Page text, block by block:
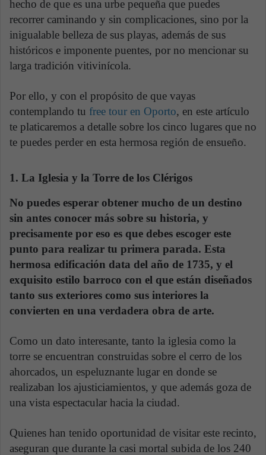
hecho de que es una urbe pequeña que puedes
recorrer caminando y sin complicaciones, sino por la
inigualable belleza de sus playas, además de sus
históricos e imponente puentes, por no mencionar su
larga tradición vitivinícola.
Por ello, y con el propósito de que vayas
contemplando tu free tour en Oporto, en este artículo
te platicaremos a detalle sobre los cinco lugares que no
te puedes perder en esta hermosa región de ensueño.
1. La Iglesia y la Torre de los Clérigos
No puedes esperar obtener mucho de un destino
sin antes conocer más sobre su historia, y
precisamente por eso es que debes escoger este
punto para realizar tu primera parada. Esta
hermosa edificación data del año de 1735, y el
exquisito estilo barroco con el que están diseñados
tanto sus exteriores como sus interiores la
convierten en una verdadera obra de arte.
Como un dato interesante, tanto la iglesia como la
torre se encuentran construidas sobre el cerro de los
ahorcados, un espeluznante lugar en donde se
realizaban los ajusticiamientos, y que además goza de
una vista espectacular hacia la ciudad.
Quienes han tenido oportunidad de visitar este recinto,
aseguran que durante la casi mortal subida de los 240